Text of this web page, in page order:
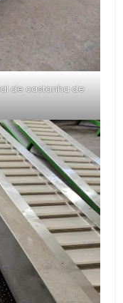
de castanha de